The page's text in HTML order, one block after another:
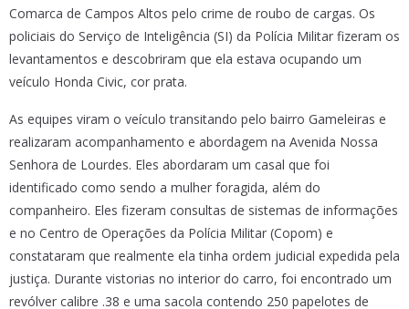
Comarca de Campos Altos pelo crime de roubo de cargas. Os
policiais do Serviço de Inteligência (SI) da Polícia Militar fizeram os
levantamentos e descobriram que ela estava ocupando um
veículo Honda Civic, cor prata.
As equipes viram o veículo transitando pelo bairro Gameleiras e
realizaram acompanhamento e abordagem na Avenida Nossa
Senhora de Lourdes. Eles abordaram um casal que foi
identificado como sendo a mulher foragida, além do
companheiro. Eles fizeram consultas de sistemas de informações
e no Centro de Operações da Polícia Militar (Copom) e
constataram que realmente ela tinha ordem judicial expedida pela
justiça. Durante vistorias no interior do carro, foi encontrado um
revólver calibre .38 e uma sacola contendo 250 papelotes de